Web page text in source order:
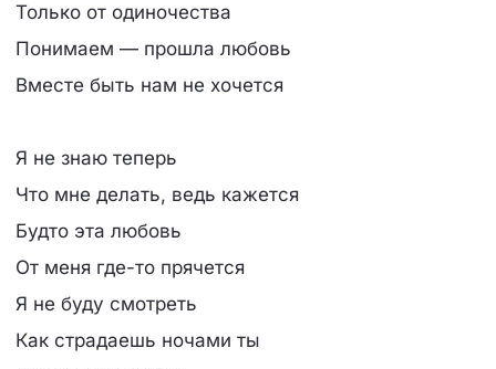
Только от одиночества
Понимаем — прошла любовь
Вместе быть нам не хочется
Я не знаю теперь
Что мне делать, ведь кажется
Будто эта любовь
От меня где-то прячется
Я не буду смотреть
Как страдаешь ночами ты